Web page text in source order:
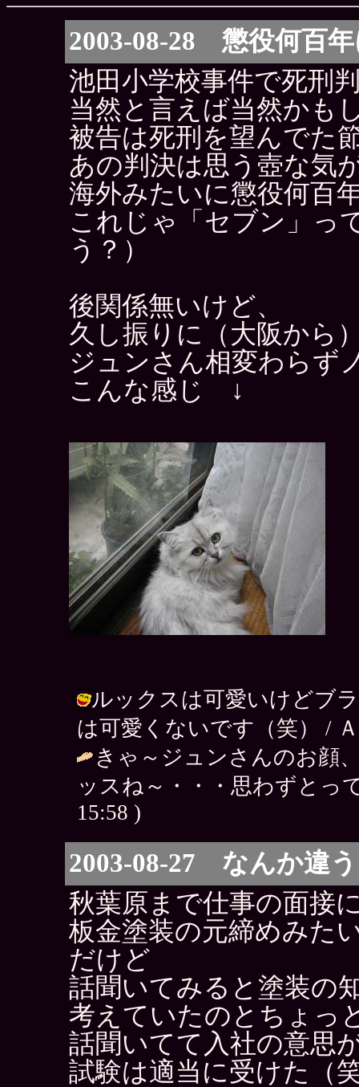
2003-08-28 懲役何百
池田小学校事件で死刑
当然と言えば当然かも
被告は死刑を望んでた
あの判決は思う壺な気
海外みたいに懲役何百
これじゃ「セブン」っ
う？）
後関係無いけど、
久し振りに（大阪から
ジュンさん相変わらず
こんな感じ ↓
ルックスは可愛いけどブ
は可愛くないです（笑） /
きゃ～ジュンさんのお顔
ッスね～・・・思わずとっ
15:58 )
2003-08-27 なんか違う
秋葉原まで仕事の面接
板金塗装の元締めみた
だけど
話聞いてみると塗装の
考えていたのとちょっ
話聞いてて入社の意思
試験は適当に受けた（